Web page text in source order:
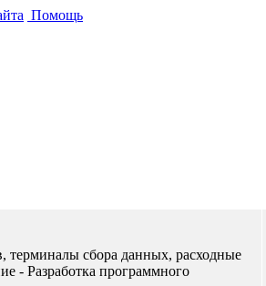
Помощь
сбора данных, расходные
- Разработка программного